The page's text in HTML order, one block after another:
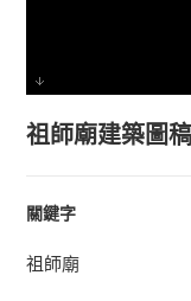
祖師廟建築圖
關鍵字
祖師廟